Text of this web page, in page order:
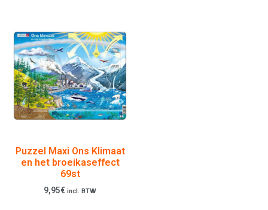
Puzzel Maxi Ons Klimaat
en het broeikaseffect
69st
9,95€ incl. BTW